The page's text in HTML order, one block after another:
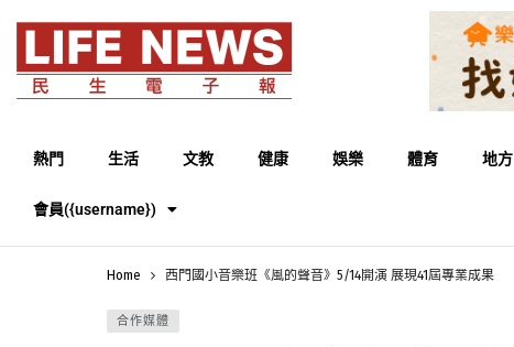
熱門 生活 文教 健康 娛樂 體育 地方
會員({username})
Home 西門國小音樂班《風的聲音》5/14開演 展現41屆專業成果
合作媒體